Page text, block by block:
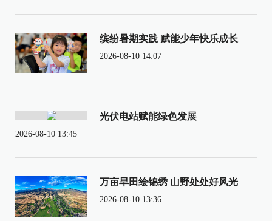
缤纷暑期实践 赋能少年快乐成长
2026-08-10 14:07
光伏电站赋能绿色发展
2026-08-10 13:45
万亩旱田绘锦绣 山野处处好风光
2026-08-10 13:36